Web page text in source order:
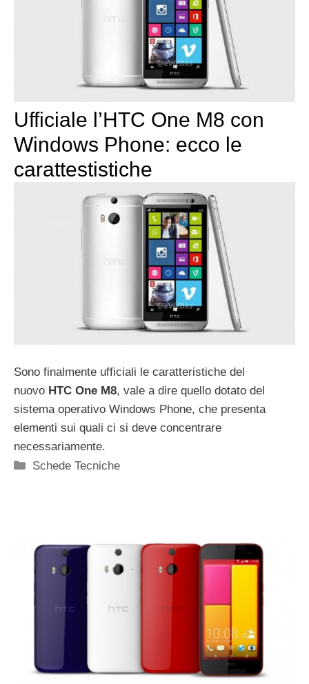
Ufficiale l’HTC One M8 con
Windows Phone: ecco le
carattestistiche
Sono finalmente ufficiali le caratteristiche del
nuovo HTC One M8, vale a dire quello dotato del
sistema operativo Windows Phone, che presenta
elementi sui quali ci si deve concentrare
necessariamente.
Categorie
Schede Tecniche